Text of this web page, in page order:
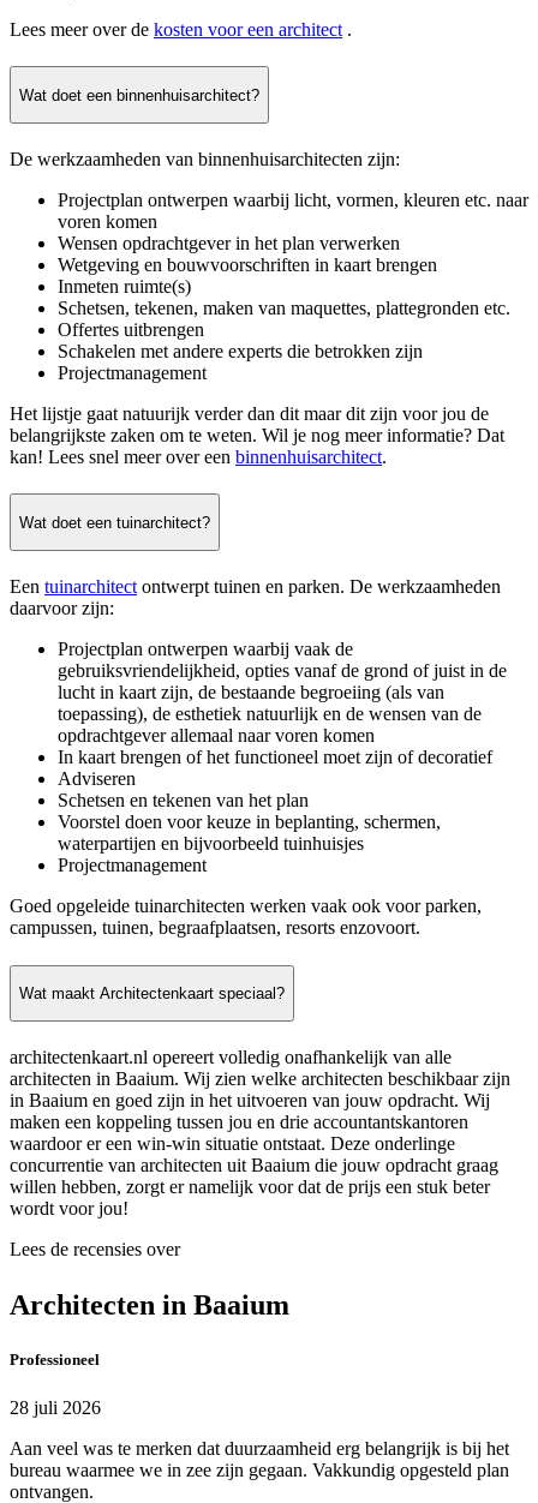
Lees meer over de kosten voor een architect .
Wat doet een binnenhuisarchitect?
De werkzaamheden van binnenhuisarchitecten zijn:
Projectplan ontwerpen waarbij licht, vormen, kleuren etc. naar
voren komen
Wensen opdrachtgever in het plan verwerken
Wetgeving en bouwvoorschriften in kaart brengen
Inmeten ruimte(s)
Schetsen, tekenen, maken van maquettes, plattegronden etc.
Offertes uitbrengen
Schakelen met andere experts die betrokken zijn
Projectmanagement
Het lijstje gaat natuurijk verder dan dit maar dit zijn voor jou de
belangrijkste zaken om te weten. Wil je nog meer informatie? Dat
kan! Lees snel meer over een binnenhuisarchitect.
Wat doet een tuinarchitect?
Een tuinarchitect ontwerpt tuinen en parken. De werkzaamheden
daarvoor zijn:
Projectplan ontwerpen waarbij vaak de
gebruiksvriendelijkheid, opties vanaf de grond of juist in de
lucht in kaart zijn, de bestaande begroeiing (als van
toepassing), de esthetiek natuurlijk en de wensen van de
opdrachtgever allemaal naar voren komen
In kaart brengen of het functioneel moet zijn of decoratief
Adviseren
Schetsen en tekenen van het plan
Voorstel doen voor keuze in beplanting, schermen,
waterpartijen en bijvoorbeeld tuinhuisjes
Projectmanagement
Goed opgeleide tuinarchitecten werken vaak ook voor parken,
campussen, tuinen, begraafplaatsen, resorts enzovoort.
Wat maakt Architectenkaart speciaal?
architectenkaart.nl opereert volledig onafhankelijk van alle
architecten in Baaium. Wij zien welke architecten beschikbaar zijn
in Baaium en goed zijn in het uitvoeren van jouw opdracht. Wij
maken een koppeling tussen jou en drie accountantskantoren
waardoor er een win-win situatie ontstaat. Deze onderlinge
concurrentie van architecten uit Baaium die jouw opdracht graag
willen hebben, zorgt er namelijk voor dat de prijs een stuk beter
wordt voor jou!
Lees de recensies over
Architecten in Baaium
Professioneel
28 juli 2026
Aan veel was te merken dat duurzaamheid erg belangrijk is bij het
bureau waarmee we in zee zijn gegaan. Vakkundig opgesteld plan
ontvangen.